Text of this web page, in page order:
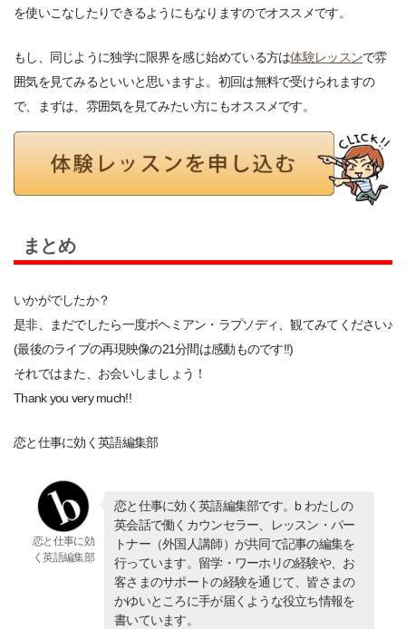
を使いこなしたりできるようにもなりますのでオススメです。
もし、同じように独学に限界を感じ始めている方は体験レッスンで雰
囲気を見てみるといいと思いますよ。初回は無料で受けられますの
で、まずは、雰囲気を見てみたい方にもオススメです。
まとめ
いかがでしたか？
是非、まだでしたら一度ボヘミアン・ラプソディ、観てみてください♪
(最後のライブの再現映像の21分間は感動ものです!!)
それではまた、お会いしましょう！
Thank you very much!!
恋と仕事に効く英語編集部
恋と仕事に効
く英語編集部
恋と仕事に効く英語編集部です。b わたしの
英会話で働くカウンセラー、レッスン・パー
トナー（外国人講師）が共同で記事の編集を
行っています。留学・ワーホリの経験や、お
客さまのサポートの経験を通じて、皆さまの
かゆいところに手が届くような役立ち情報を
書いています。